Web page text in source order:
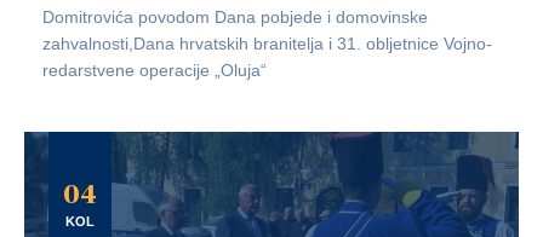
Domitrovića povodom Dana pobjede i domovinske
zahvalnosti,Dana hrvatskih branitelja i 31. obljetnice Vojno-
redarstvene operacije „Oluja“
04
KOL